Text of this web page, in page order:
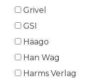
Grivel
GSI
Häago
Han Wag
Harms Verlag